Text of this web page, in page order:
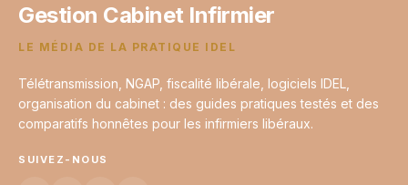
Gestion Cabinet Infirmier
LE MÉDIA DE LA PRATIQUE IDEL
Télétransmission, NGAP, fiscalité libérale, logiciels IDEL,
organisation du cabinet : des guides pratiques testés et des
comparatifs honnêtes pour les infirmiers libéraux.
SUIVEZ-NOUS